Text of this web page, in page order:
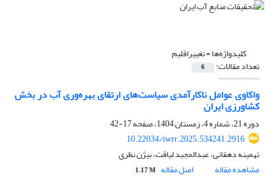
کلیدواژه‌ها =تغییراقلیم
تعداد مقالات: 6
واکاوی عوامل ناکارآمدی سیاست‌های ارتقای بهره‌وری آب در بخش
کشاورزی ایران
دوره 21، شماره 4، زمستان 1404، صفحه
17-42
10.22034/iwrr.2025.534241.2916
تهمینه دهقانی، عبدالمجید لیاقت، بیژن نظری
مشاهده مقاله
اصل مقاله 1.17 M